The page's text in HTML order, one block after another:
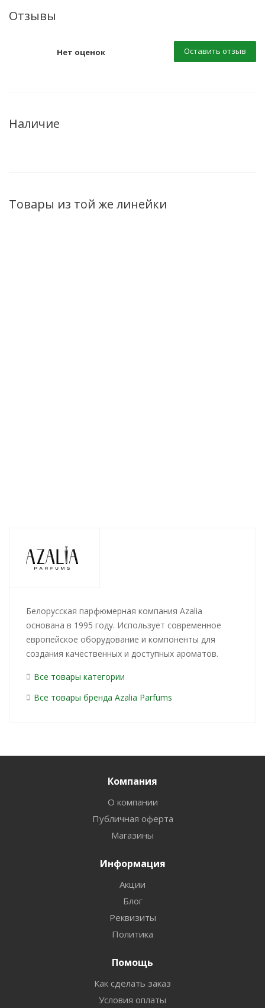
Отзывы
Нет оценок Оставить отзыв
Наличие
Товары из той же линейки
Белорусская парфюмерная компания Azalia
основана в 1995 году. Использует современное
европейское оборудование и компоненты для
создания качественных и доступных ароматов.
Все товары категории
Все товары бренда Azalia Parfums
Компания
О компании
Публичная оферта
Магазины
Информация
Акции
Блог
Реквизиты
Политика
Помощь
Как сделать заказ
Условия оплаты